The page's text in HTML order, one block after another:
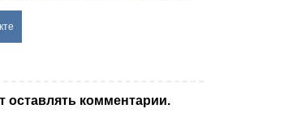
оставлять комментарии.